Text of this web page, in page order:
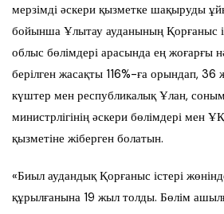
мерзімді әскери қызметке шақыруды
бойынша Ұлытау ауданының Қорғаныс
облыс бөлімдері арасында ең жоғарғы
берілген жасақты 116%-ға орындап,
күштер мен республикалық Ұлан,
министрлігінің әскери бөлімдері мен
қызметіне жіберген болатын.
«Биыл аудандық Қорғаныс істері
құрылғанына 19 жыл толды. Бөлім